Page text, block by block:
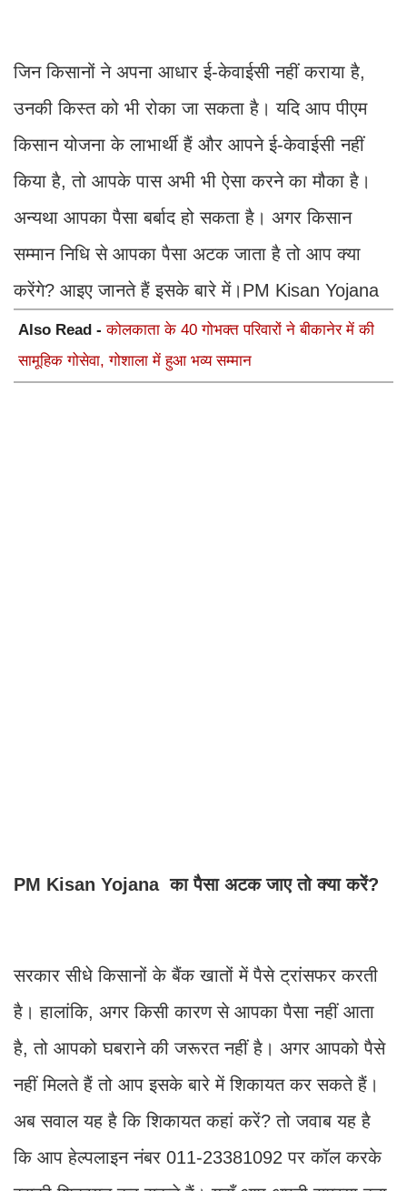
जिन किसानों ने अपना आधार ई-केवाईसी नहीं कराया है,
उनकी किस्त को भी रोका जा सकता है। यदि आप पीएम
किसान योजना के लाभार्थी हैं और आपने ई-केवाईसी नहीं
किया है, तो आपके पास अभी भी ऐसा करने का मौका है।
अन्यथा आपका पैसा बर्बाद हो सकता है। अगर किसान
सम्मान निधि से आपका पैसा अटक जाता है तो आप क्या
करेंगे? आइए जानते हैं इसके बारे में।PM Kisan Yojana
Also Read -कोलकाता के 40 गोभक्त परिवारों ने बीकानेर में की
सामूहिक गोसेवा, गोशाला में हुआ भव्य सम्मान
PM Kisan Yojana का पैसा अटक जाए तो क्या करें?
सरकार सीधे किसानों के बैंक खातों में पैसे ट्रांसफर करती
है। हालांकि, अगर किसी कारण से आपका पैसा नहीं आता
है, तो आपको घबराने की जरूरत नहीं है। अगर आपको पैसे
नहीं मिलते हैं तो आप इसके बारे में शिकायत कर सकते हैं।
अब सवाल यह है कि शिकायत कहां करें? तो जवाब यह है
कि आप हेल्पलाइन नंबर 011-23381092 पर कॉल करके